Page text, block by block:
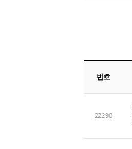
번호
22290